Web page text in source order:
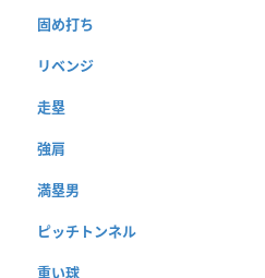
固め打ち
リベンジ
走塁
強肩
満塁男
ピッチトンネル
重い球